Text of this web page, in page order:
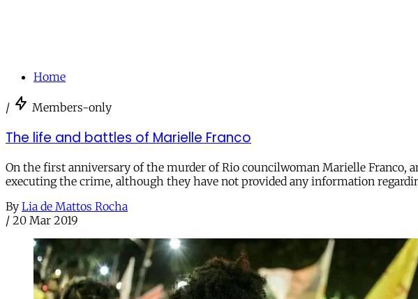
Home
/ Members-only
The life and battles of Marielle Franco
On the first anniversary of the murder of Rio councilwoman Marielle Franco,
executing the crime, although they have not provided any information
By Lia de Mattos Rocha
/ 20 Mar 2019